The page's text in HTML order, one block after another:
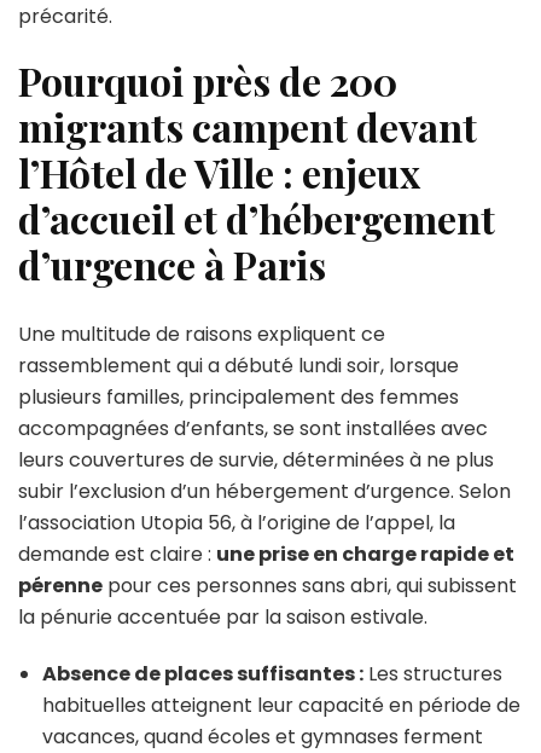
précarité.
Pourquoi près de 200
migrants campent devant
l’Hôtel de Ville : enjeux
d’accueil et d’hébergement
d’urgence à Paris
Une multitude de raisons expliquent ce
rassemblement qui a débuté lundi soir, lorsque
plusieurs familles, principalement des femmes
accompagnées d’enfants, se sont installées avec
leurs couvertures de survie, déterminées à ne plus
subir l’exclusion d’un hébergement d’urgence. Selon
l’association Utopia 56, à l’origine de l’appel, la
demande est claire : une prise en charge rapide et
pérenne pour ces personnes sans abri, qui subissent
la pénurie accentuée par la saison estivale.
Absence de places suffisantes : Les structures
habituelles atteignent leur capacité en période de
vacances, quand écoles et gymnases ferment